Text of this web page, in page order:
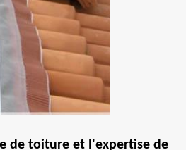
de toiture et l'expertise de